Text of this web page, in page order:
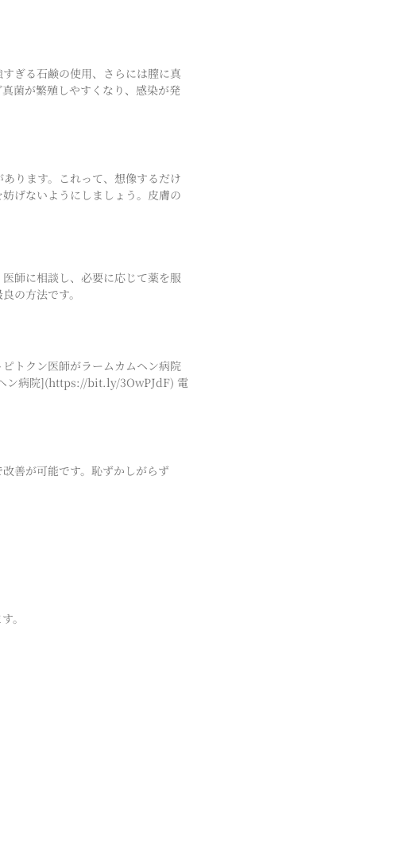
ぎる石鹸の使用、さらには膣に真
菌が繁殖しやすくなり、感染が発
ります。これって、想像するだけ
げないようにしましょう。皮膚の
師に相談し、必要に応じて薬を服
の方法です。
トクン医師がラームカムヘン病院
ン病院](https://bit.ly/3OwPJdF) 電
善が可能です。恥ずかしがらず
。